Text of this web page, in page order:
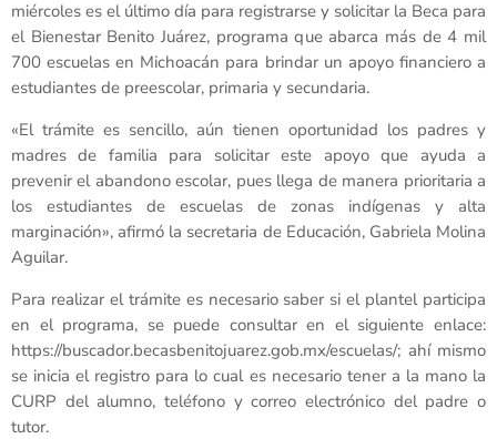
miércoles es el último día para registrarse y solicitar la Beca para
el Bienestar Benito Juárez, programa que abarca más de 4 mil
700 escuelas en Michoacán para brindar un apoyo financiero a
estudiantes de preescolar, primaria y secundaria.
«El trámite es sencillo, aún tienen oportunidad los padres y
madres de familia para solicitar este apoyo que ayuda a
prevenir el abandono escolar, pues llega de manera prioritaria a
los estudiantes de escuelas de zonas indígenas y alta
marginación», afirmó la secretaria de Educación, Gabriela Molina
Aguilar.
Para realizar el trámite es necesario saber si el plantel participa
en el programa, se puede consultar en el siguiente enlace:
https://buscador.becasbenitojuarez.gob.mx/escuelas/; ahí mismo
se inicia el registro para lo cual es necesario tener a la mano la
CURP del alumno, teléfono y correo electrónico del padre o
tutor.